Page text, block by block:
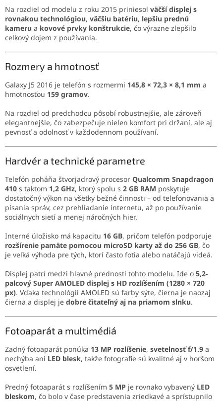
Na rozdiel od modelu z roku 2015 priniesol väčší displej s
rovnakou technológiou, väčšiu batériu, lepšiu prednú
kameru a kovové prvky konštrukcie, čo výrazne zlepšilo
celkový dojem z používania.
Rozmery a hmotnosť
Galaxy J5 2016 je telefón s rozmermi 145,8 × 72,3 × 8,1 mm a
hmotnosťou 159 gramov.
Na rozdiel od predchodcu pôsobí robustnejšie, ale zároveň
elegantnejšie, čo zabezpečuje nielen komfort pri držaní, ale aj
pevnosť a odolnosť v každodennom používaní.
Hardvér a technické parametre
Telefón poháňa štvorjadrový procesor Qualcomm Snapdragon
410 s taktom 1,2 GHz, ktorý spolu s 2 GB RAM poskytuje
dostatočný výkon na všetky bežné činnosti – od telefonovania a
písania správ, cez prehliadanie internetu, až po používanie
sociálnych sietí a menej náročných hier.
Interné úložisko má kapacitu 16 GB, pričom telefón podporuje
rozšírenie pamäte pomocou microSD karty až do 256 GB, čo
je veľká výhoda pre tých, ktorí často fotia alebo natáčajú videá.
Displej patrí medzi hlavné prednosti tohto modelu. Ide o 5,2-
palcový Super AMOLED displej s HD rozlíšením (1280 × 720
px). Vďaka technológii AMOLED sú farby sýte, čierna je naozaj
čierna a displej je dobre čitateľný aj na priamom slnku.
Fotoaparát a multimédiá
Zadný fotoaparát ponúka 13 MP rozlíšenie, svetelnosť f/1.9 a
nechýba ani LED blesk, takže fotografie sú kvalitné aj v horšom
osvetlení.
Predný fotoaparát s rozlíšením 5 MP je rovnako vybavený LED
bleskom, čo bolo v čase predstavenia zriedkavé a sprístupnilo